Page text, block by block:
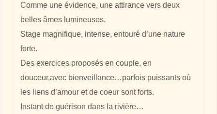
Comme une évidence, une attirance vers deux
belles âmes lumineuses.
Stage magnifique, intense, entouré d’une nature
forte.
Des exercices proposés en couple, en
douceur,avec bienveillance…parfois puissants où
les liens d’amour et de coeur sont forts.
Instant de guérison dans la rivière…